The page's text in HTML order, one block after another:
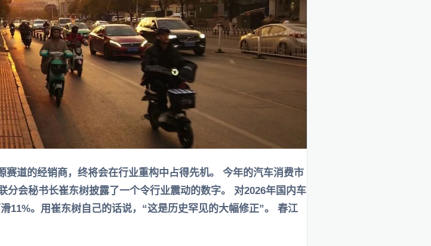
道的经销商，终将会在行业重构中占得先机。 今年的汽车消费市
会秘书长崔东树披露了一个令行业震动的数字。 对2026年国内车
11%。用崔东树自己的话说，“这是历史罕见的大幅修正”。 春江